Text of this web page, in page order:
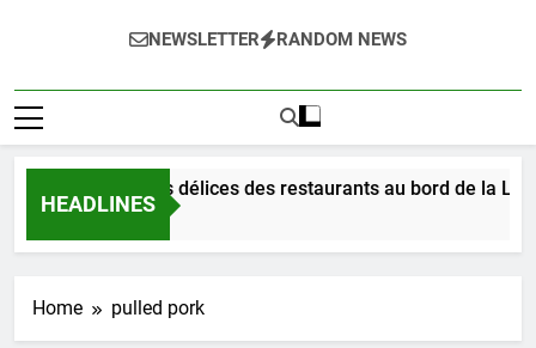
NEWSLETTER RANDOM NEWS
HEADLINES
Dégustez les délices des restaurants au bord de la
3 Jours Ago
Home pulled pork